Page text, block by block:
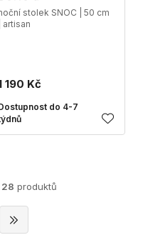
stolek SNOC | 50 cm
| artisan
190 Kč
do 4-7
28 produktů